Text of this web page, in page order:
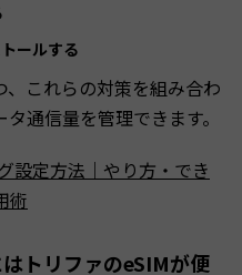
ールする
これらの対策を組み合わ
通信量を管理できます。
設定方法｜やり方・でき
術
トリファのeSIMが便